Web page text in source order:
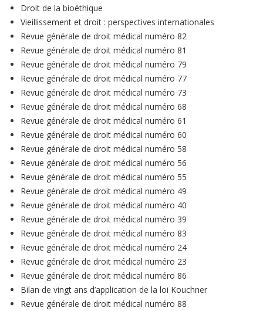
Droit de la bioéthique
Vieillissement et droit : perspectives internationales
Revue générale de droit médical numéro 82
Revue générale de droit médical numéro 81
Revue générale de droit médical numéro 79
Revue générale de droit médical numéro 77
Revue générale de droit médical numéro 73
Revue générale de droit médical numéro 68
Revue générale de droit médical numéro 61
Revue générale de droit médical numéro 60
Revue générale de droit médical numéro 58
Revue générale de droit médical numéro 56
Revue générale de droit médical numéro 55
Revue générale de droit médical numéro 49
Revue générale de droit médical numéro 40
Revue générale de droit médical numéro 39
Revue générale de droit médical numéro 83
Revue générale de droit médical numéro 24
Revue générale de droit médical numéro 23
Revue générale de droit médical numéro 86
Bilan de vingt ans d’application de la loi Kouchner
Revue générale de droit médical numéro 88